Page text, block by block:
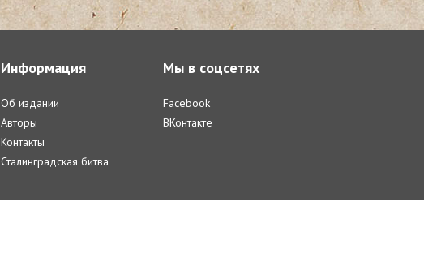
Информация
Об издании
Авторы
Контакты
Сталинградская битва
Мы в соцсетях
Facebook
ВКонтакте